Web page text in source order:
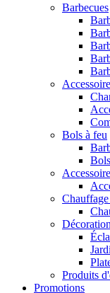
Barbecues
Bols à feu
Chauffage
Produits
Promotions